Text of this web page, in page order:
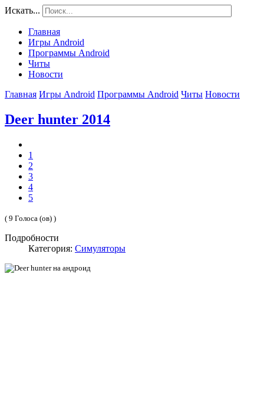
Искать...
Главная
Игры Android
Программы Android
Читы
Новости
Главная Игры Android Программы Android Читы Новости
Deer hunter 2014
1
2
3
4
5
( 9 Голоса (ов) )
Подробности
Категория: Симуляторы